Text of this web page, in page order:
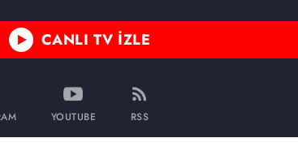
CANLI TV İZLE
YOUTUBE RSS